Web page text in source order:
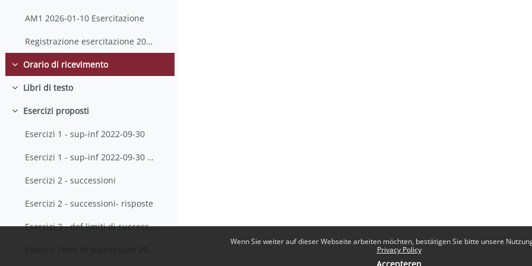
Wenn Sie weiter auf dieser Webseite arbeiten möchten, bestätigen Sie bitte unsere
Privacy Policy
AM1 2026-01-10 Esercitazione
Registrazione esercitazione 2026-01-10
Einklappen
Orario di ricevimento
Einklappen
Libri di testo
Einklappen
Esercizi proposti
Esercizi 1 - sup-inf 2022-09-30
Esercizi 1 - sup-inf 2022-09-30 con soluzioni
Esercizi 2 - successioni
Esercizi 2 - successioni- risposte
Esercizi 3 - def limiti di successioni